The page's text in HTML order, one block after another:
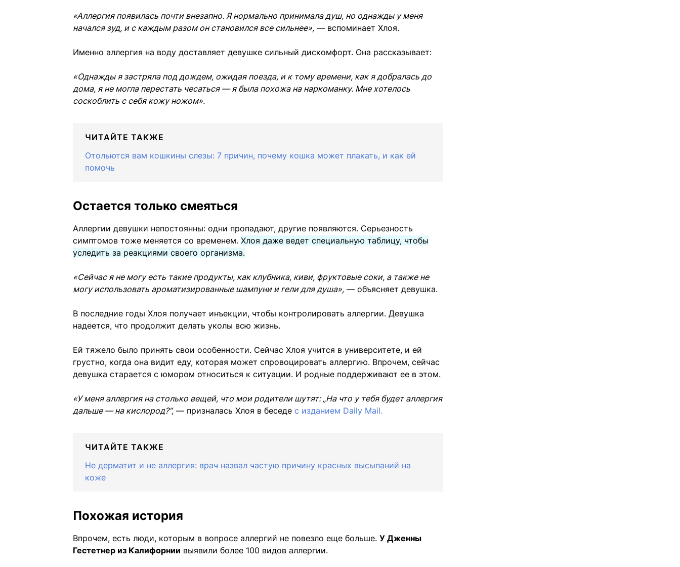
«Аллергия появилась почти внезапно. Я нормально принимала душ, но однажды у меня
начался зуд, и с каждым разом он становился все сильнее», — вспоминает Хлоя.
Именно аллергия на воду доставляет девушке сильный дискомфорт. Она рассказывает:
«Однажды я застряла под дождем, ожидая поезда, и к тому времени, как я добралась до
дома, я не могла перестать чесаться — я была похожа на наркоманку. Мне хотелось
соскоблить с себя кожу ножом».
ЧИТАЙТЕ ТАКЖЕ
Отольются вам кошкины слезы: 7 причин, почему кошка может плакать, и как ей
помочь
Остается только смеяться
Аллергии девушки непостоянны: одни пропадают, другие появляются. Серьезность
симптомов тоже меняется со временем. Хлоя даже ведет специальную таблицу, чтобы
уследить за реакциями своего организма.
«Сейчас я не могу есть такие продукты, как клубника, киви, фруктовые соки, а также не
могу использовать ароматизированные шампуни и гели для душа», — объясняет девушка.
В последние годы Хлоя получает инъекции, чтобы контролировать аллергии. Девушка
надеется, что продолжит делать уколы всю жизнь.
Ей тяжело было принять свои особенности. Сейчас Хлоя учится в университете, и ей
грустно, когда она видит еду, которая может спровоцировать аллергию. Впрочем, сейчас
девушка старается с юмором относиться к ситуации. И родные поддерживают ее в этом.
«У меня аллергия на столько вещей, что мои родители шутят: „На что у тебя будет аллергия
дальше — на кислород?“, — призналась Хлоя в беседе с изданием Daily Mail.
ЧИТАЙТЕ ТАКЖЕ
Не дерматит и не аллергия: врач назвал частую причину красных высыпаний на
коже
Похожая история
Впрочем, есть люди, которым в вопросе аллергий не повезло еще больше. У Дженны
Гестетнер из Калифорнии выявили более 100 видов аллергии.